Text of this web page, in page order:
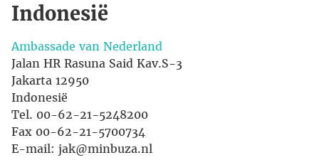
Indonesië
Ambassade van Nederland
Jalan HR Rasuna Said Kav.S-3
Jakarta 12950
Indonesië
Tel. 00-62-21-5248200
Fax 00-62-21-5700734
E-mail: jak@minbuza.nl